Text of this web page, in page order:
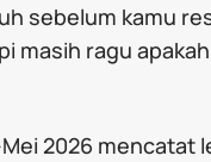
sebelum kamu
masih ragu
2026 mencatat